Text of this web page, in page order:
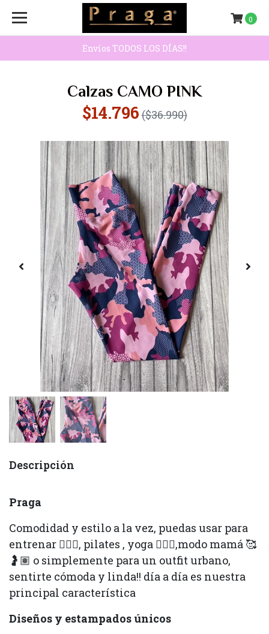
Envíos TODOS LOS DÍAS!!
0
Calzas CAMO PINK
$14.796($36.990)
Descripción
Praga
Comodidad y estilo a la vez, puedas usar para
entrenar 🏋🏽‍♀️, pilates , yoga 🧘🏽‍♀️,modo mamá 🥰
🤰🏽 o simplemente para un outfit urbano,
sentirte cómoda y linda!! día a día es nuestra
principal característica
Diseños y estampados únicos